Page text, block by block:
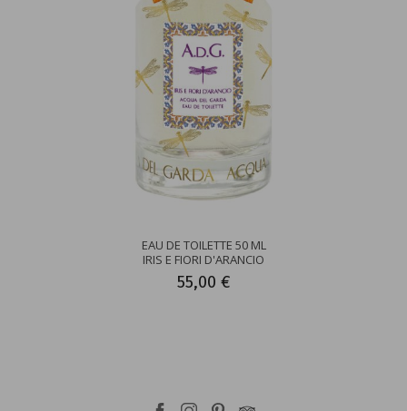
EAU DE TOILETTE 50 ML
IRIS E FIORI D'ARANCIO
55,00 €